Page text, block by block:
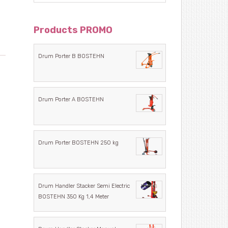
Products PROMO
Drum Porter B BOSTEHN
Drum Porter A BOSTEHN
Drum Porter BOSTEHN 250 kg
Drum Handler Stacker Semi Electric
BOSTEHN 350 Kg 1,4 Meter